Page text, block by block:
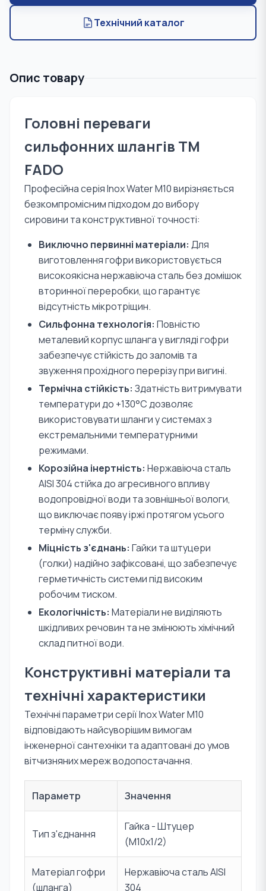
Технічний каталог
Опис товару
Головні переваги
сильфонних шлангів TM
FADO
Професійна серія Inox Water M10 вирізняється
безкомпромісним підходом до вибору
сировини та конструктивної точності:
Виключно первинні матеріали: Для
виготовлення гофри використовується
високоякісна нержавіюча сталь без домішок
вторинної переробки, що гарантує
відсутність мікротріщин.
Сильфонна технологія: Повністю
металевий корпус шланга у вигляді гофри
забезпечує стійкість до заломів та
звуження прохідного перерізу при вигині.
Термічна стійкість: Здатність витримувати
температури до +130°C дозволяє
використовувати шланги у системах з
екстремальними температурними
режимами.
Корозійна інертність: Нержавіюча сталь
AISI 304 стійка до агресивного впливу
водопровідної води та зовнішньої вологи,
що виключає появу іржі протягом усього
терміну служби.
Міцність з'єднань: Гайки та штуцери
(голки) надійно зафіксовані, що забезпечує
герметичність системи під високим
робочим тиском.
Екологічність: Матеріали не виділяють
шкідливих речовин та не змінюють хімічний
склад питної води.
Конструктивні матеріали та
технічні характеристики
Технічні параметри серії Inox Water M10
відповідають найсуворішим вимогам
інженерної сантехніки та адаптовані до умов
вітчизняних мереж водопостачання.
Параметр Значення
Тип з'єднання
Гайка - Штуцер
(M10х1/2)
Матеріал гофри
(шланга)
Нержавіюча сталь AISI
304